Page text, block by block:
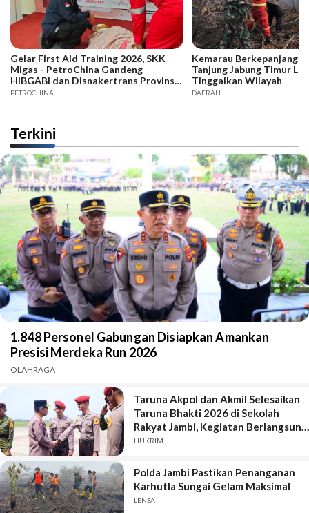
Gelar First Aid Training 2026, SKK
Migas - PetroChina Gandeng
HIBGABI dan Disnakertrans Provinsi
Jambi
PETROCHINA
Kemarau
Tanjung Jabung Timur
Tinggalkan Wilayah
DAERAH
Terkini
1.848 Personel Gabungan Disiapkan Amankan
Presisi Merdeka Run 2026
OLAHRAGA
Taruna Akpol dan Akmil Selesaikan
Taruna Bhakti 2026 di Sekolah
Rakyat Jambi, Kegiatan Berlangsung
Aman dan Lancar
HUKRIM
Polda Jambi Pastikan Penanganan
Karhutla Sungai Gelam Maksimal
LENSA